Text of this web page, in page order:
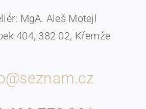
MgA. Aleš Motejl
404, 382 02, Křemže